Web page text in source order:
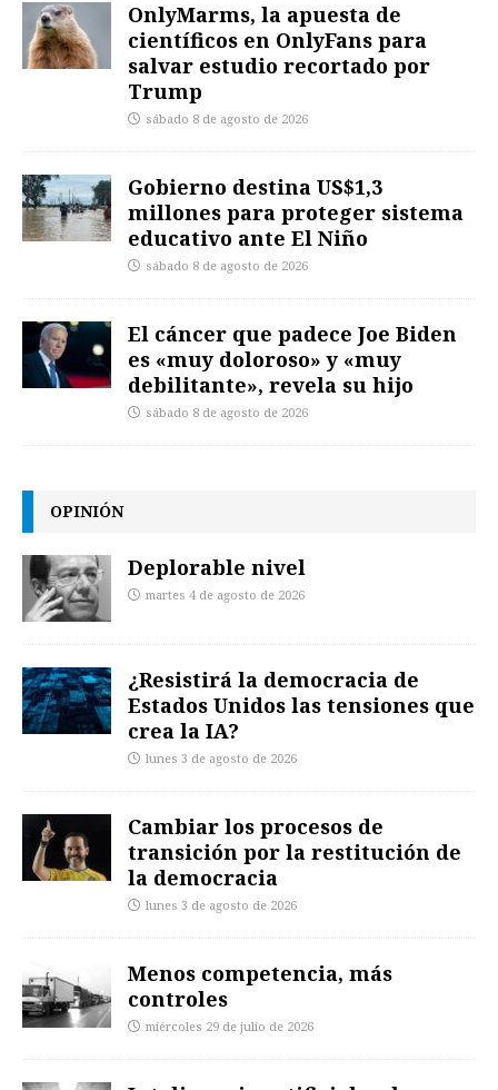
OnlyMarms, la apuesta de
científicos en OnlyFans para
salvar estudio recortado por
Trump
sábado 8 de agosto de 2026
Gobierno destina US$1,3
millones para proteger sistema
educativo ante El Niño
sábado 8 de agosto de 2026
El cáncer que padece Joe Biden
es «muy doloroso» y «muy
debilitante», revela su hijo
sábado 8 de agosto de 2026
OPINIÓN
Deplorable nivel
martes 4 de agosto de 2026
¿Resistirá la democracia de
Estados Unidos las tensiones que
crea la IA?
lunes 3 de agosto de 2026
Cambiar los procesos de
transición por la restitución de
la democracia
lunes 3 de agosto de 2026
Menos competencia, más
controles
miércoles 29 de julio de 2026